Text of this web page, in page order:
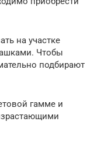
на участке
Чтобы
подбирают
гамме и